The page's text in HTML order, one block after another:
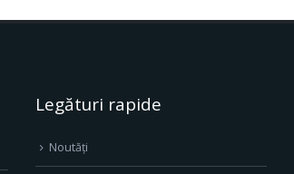
Legături rapide
Noutăți